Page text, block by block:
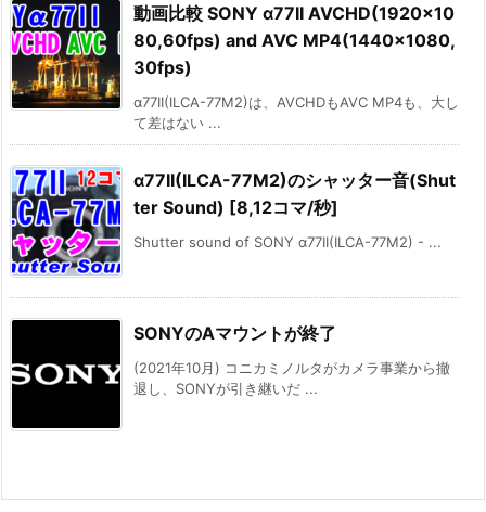
動画比較 SONY α77II AVCHD(1920×10
80,60fps) and AVC MP4(1440×1080,
30fps)
α77II(ILCA-77M2)は、AVCHDもAVC MP4も、大し
て差はない ...
α77II(ILCA-77M2)のシャッター音(Shut
ter Sound) [8,12コマ/秒]
Shutter sound of SONY α77II(ILCA-77M2) - ...
SONYのAマウントが終了
(2021年10月) コニカミノルタがカメラ事業から撤
退し、SONYが引き継いだ ...